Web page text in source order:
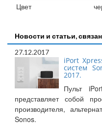
Цвет
Новости и статьи,
27.12.2017
iPort
систем
2017.
Пульт
представляет собой
производителя,
Sonos.